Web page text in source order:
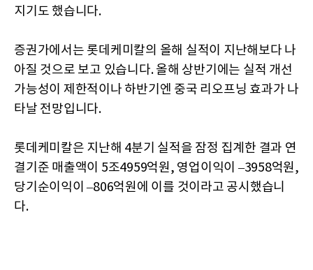
지기도 했습니다.
증권가에서는 롯데케미칼의 올해 실적이 지난해보다 나
아질 것으로 보고 있습니다. 올해 상반기에는 실적 개선
가능성이 제한적이나 하반기엔 중국 리오프닝 효과가 나
타날 전망입니다.
롯데케미칼은 지난해 4분기 실적을 잠정 집계한 결과 연
결기준 매출액이 5조4959억원, 영업이익이 –3958억원,
당기순이익이 –806억원에 이를 것이라고 공시했습니
다.